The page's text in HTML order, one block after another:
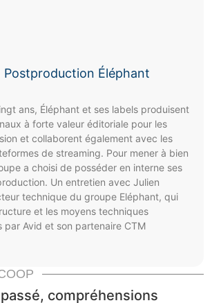
Postproduction Éléphant
ans, Éléphant et ses labels produisent
à forte valeur éditoriale pour les
et collaborent également avec les
de streaming. Pour mener à bien
a choisi de posséder en interne ses
Un entretien avec Julien
technique du groupe Eléphant, qui
et les moyens techniques
par Avid et son partenaire CTM
compréhensions